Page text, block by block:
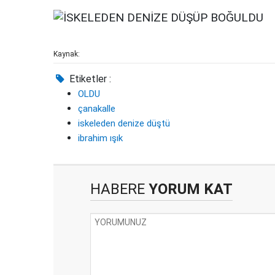
Kaynak:
Etiketler :
OLDU
çanakalle
iskeleden denize düştü
ibrahim ışık
HABERE YORUM KAT